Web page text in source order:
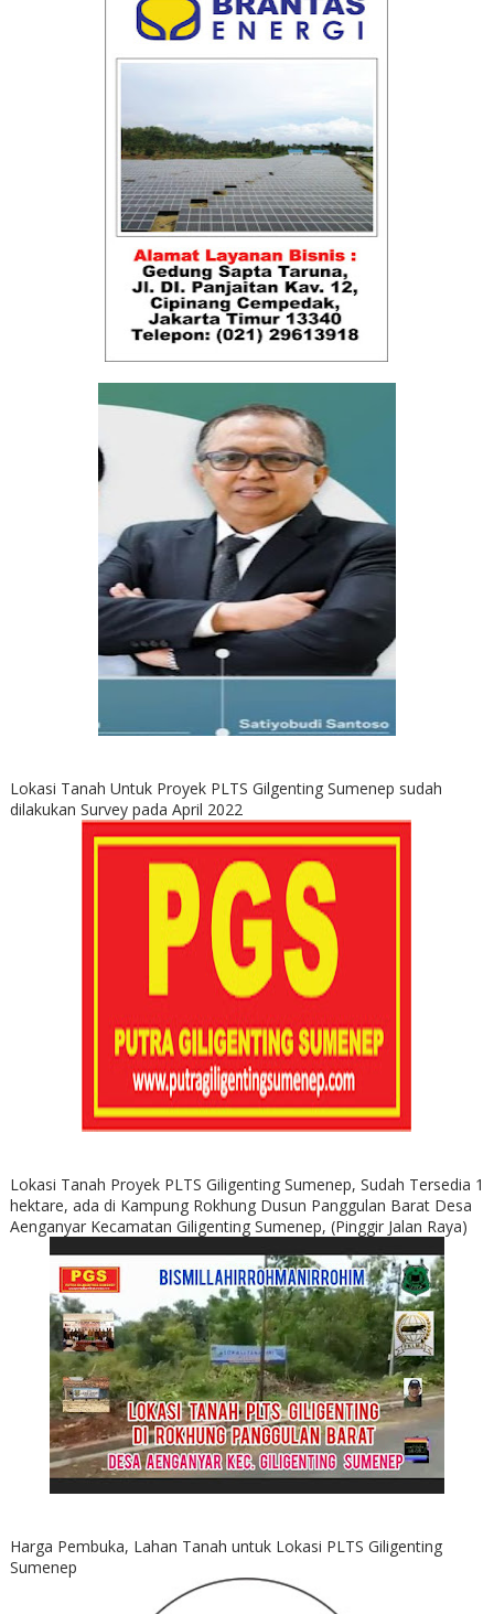
Lokasi Tanah Untuk Proyek PLTS Gilgenting Sumenep sudah
dilakukan Survey pada April 2022
Lokasi Tanah Proyek PLTS Giligenting Sumenep, Sudah Tersedia 1
hektare, ada di Kampung Rokhung Dusun Panggulan Barat Desa
Aenganyar Kecamatan Giligenting Sumenep, (Pinggir Jalan Raya)
Harga Pembuka, Lahan Tanah untuk Lokasi PLTS Giligenting
Sumenep